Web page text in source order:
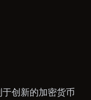
创新的加密货币